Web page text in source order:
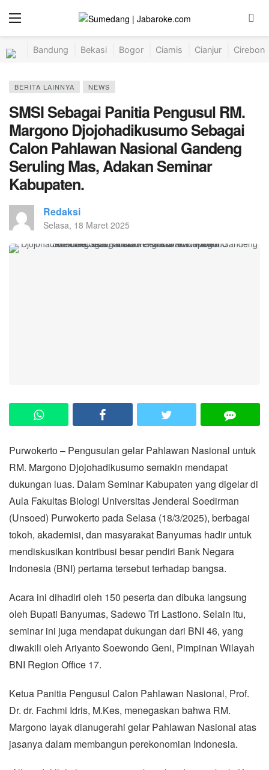
Bandung Bekasi Bogor Ciamis Cianjur Cirebon
BERITA LAINNYA NEWS
SMSI Sebagai Panitia Pengusul RM.
Margono Djojohadikusumo Sebagai
Calon Pahlawan Nasional Gandeng
Seruling Mas, Adakan Seminar
Kabupaten.
Redaksi
Selasa, 18 Maret 2025
Purwokerto – Pengusulan gelar Pahlawan Nasional untuk
RM. Margono Djojohadikusumo semakin mendapat
dukungan luas. Dalam Seminar Kabupaten yang digelar di
Aula Fakultas Biologi Universitas Jenderal Soedirman
(Unsoed) Purwokerto pada Selasa (18/3/2025), berbagai
tokoh, akademisi, dan masyarakat Banyumas hadir untuk
mendiskusikan kontribusi besar pendiri Bank Negara
Indonesia (BNI) pertama tersebut terhadap bangsa.
Acara ini dihadiri oleh 150 peserta dan dibuka langsung
oleh Bupati Banyumas, Sadewo Tri Lastiono. Selain itu,
seminar ini juga mendapat dukungan dari BNI 46, yang
diwakili oleh Ariyanto Soewondo Geni, Pimpinan Wilayah
BNI Region Office 17.
Ketua Panitia Pengusul Calon Pahlawan Nasional, Prof.
Dr. dr. Fachmi Idris, M.Kes, menegaskan bahwa RM.
Margono layak dianugerahi gelar Pahlawan Nasional atas
jasanya dalam membangun perekonomian Indonesia.